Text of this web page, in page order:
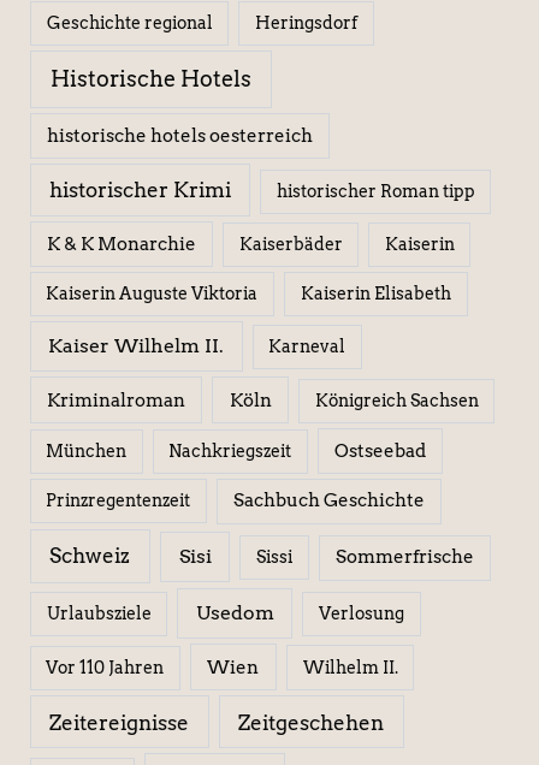
Geschichte regional Heringsdorf
Historische Hotels
historische hotels oesterreich
historischer Krimi historischer Roman tipp
K & K Monarchie Kaiserbäder Kaiserin
Kaiserin Auguste Viktoria Kaiserin Elisabeth
Kaiser Wilhelm II. Karneval
Kriminalroman Köln Königreich Sachsen
München Nachkriegszeit Ostseebad
Prinzregentenzeit Sachbuch Geschichte
Schweiz Sisi Sissi Sommerfrische
Urlaubsziele Usedom Verlosung
Vor 110 Jahren Wien Wilhelm II.
Zeitereignisse Zeitgeschehen